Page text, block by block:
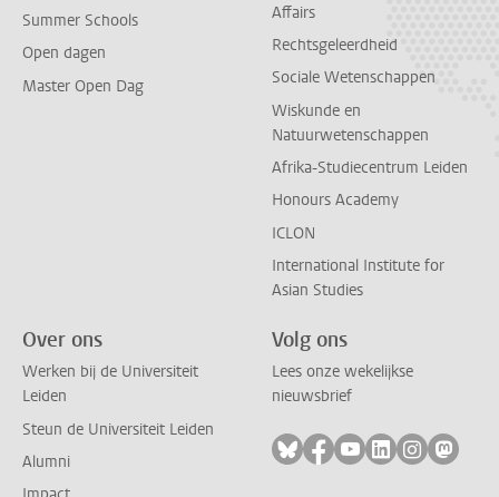
Summer Schools
Open dagen
Master Open Dag
Affairs
Rechtsgeleerdheid
Sociale Wetenschappen
Wiskunde en
Natuurwetenschappen
Afrika-Studiecentrum Leiden
Honours Academy
ICLON
International Institute for
Asian Studies
Over ons
Werken bij de Universiteit
Leiden
Steun de Universiteit Leiden
Alumni
Volg ons
Lees onze wekelijkse
nieuwsbrief
Volg ons op bluesky
Volg ons op facebook
Volg ons op
Volg ons op
Volg ons
Volg